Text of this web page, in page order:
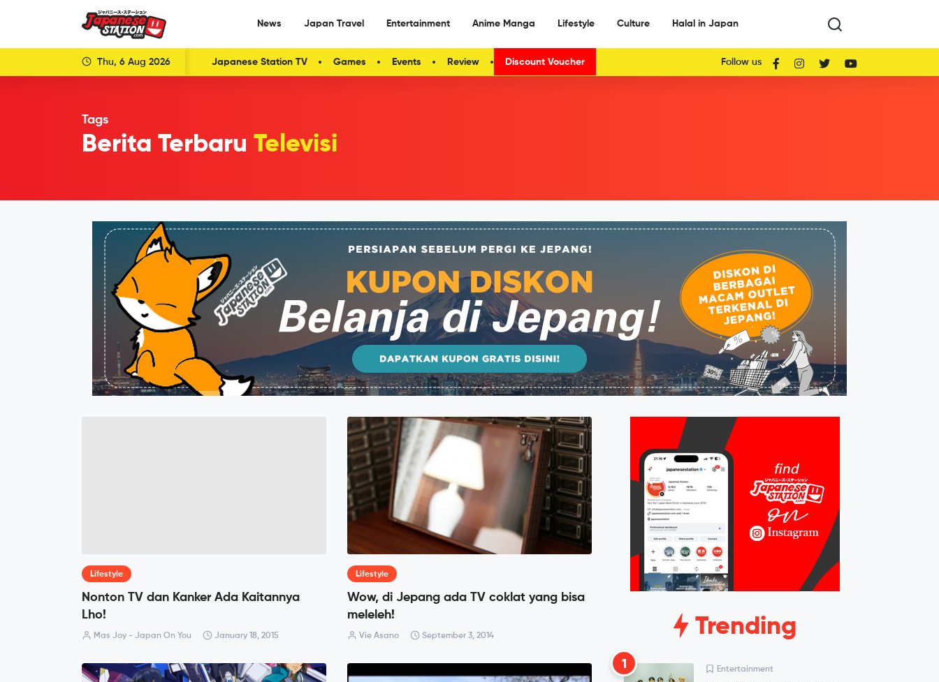
News Japan Travel Entertainment Anime Manga Lifestyle Culture Halal in Japan
Thu, 6 Aug 2026 Japanese Station TV Games Events Review Discount Voucher Follow us
Tags
Berita Terbaru Televisi
Lifestyle
Nonton TV dan Kanker Ada Kaitannya
Lho!
Mas Joy - Japan On You January 18, 2015
Lifestyle
Wow, di Jepang ada TV coklat yang bisa
meleleh!
Vie Asano September 3, 2014 Trending
1 Entertainment